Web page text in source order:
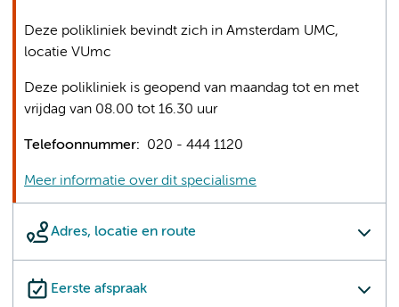
Adres, locatie en route
Eerste afspraak
Deze polikliniek bevindt zich in Amsterdam UMC,
locatie VUmc
Deze polikliniek is geopend van maandag tot en met
vrijdag van 08.00 tot 16.30 uur
Telefoonnummer: 020 - 444 1120
Meer informatie over dit specialisme